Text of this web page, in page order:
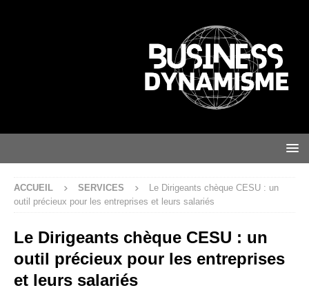
ACCUEIL SERVICES
Le Dirigeants chèque CESU : un
outil précieux pour les entreprises et leurs salariés
Le Dirigeants chèque CESU : un
outil précieux pour les entreprises
et leurs salariés